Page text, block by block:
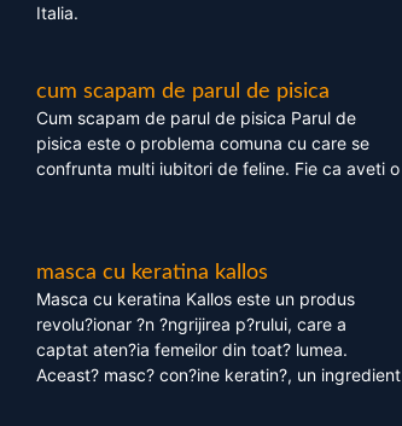
Italia.
cum scapam de parul de pisica
Cum scapam de parul de pisica Parul de
pisica este o problema comuna cu care se
confrunta multi iubitori de feline. Fie ca aveti o
masca cu keratina kallos
Masca cu keratina Kallos este un produs
revolu?ionar ?n ?ngrijirea p?rului, care a
captat aten?ia femeilor din toat? lumea.
Aceast? masc? con?ine keratin?, un ingredient